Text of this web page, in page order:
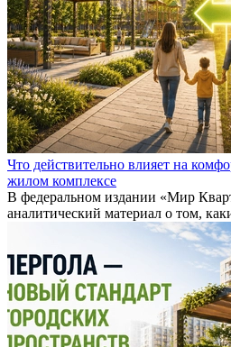
Что действительно влияет на
жилом комплексе
В федеральном издании «Мир
аналитический материал о том,